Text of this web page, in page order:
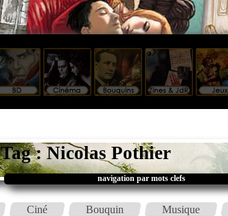
Tag : Nicolas Pothier
navigation par mots clefs
Ciné Bouquin Musique